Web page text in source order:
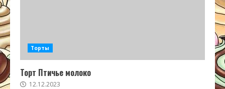
Торты
Торт Птичье молоко
12.12.2023